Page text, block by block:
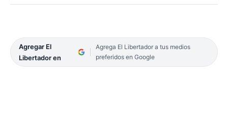
Agregar El
Libertador en
Agrega El Libertador a tus medios
preferidos en Google